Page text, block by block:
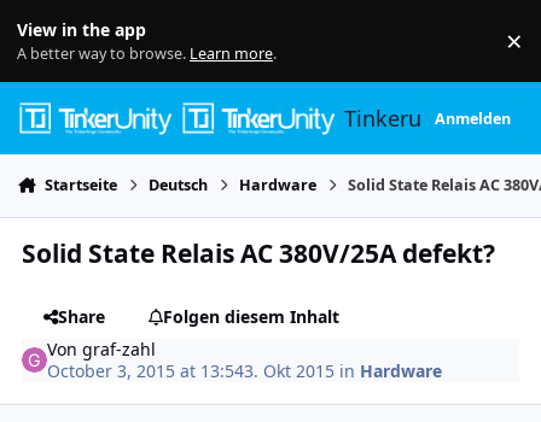
View in the app
A better way to browse. Learn more. ×
TinkerunityAnmelden
Startseite Deutsch Hardware Solid State Relais AC
Solid State Relais AC 380V/25A defekt?
Share
Folgen diesem Inhalt
Vongraf-zahl
October 3, 2015 at 13:543. Okt 2015 in Hardware